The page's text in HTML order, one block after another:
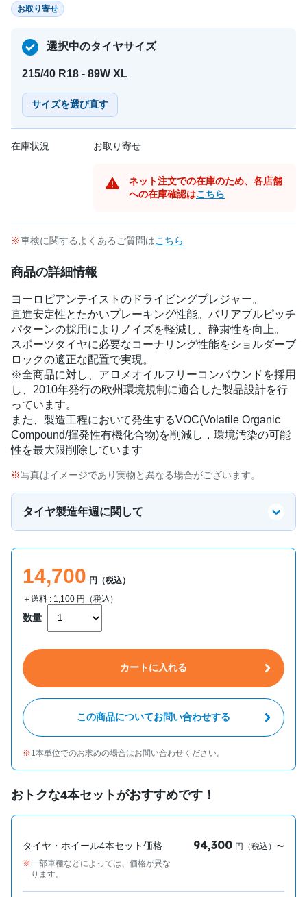
お取り寄せ
選択中のタイヤサイズ
215/40 R18 - 89W XL
サイズを選び直す
在庫状況 お取り寄せ
ネット注文での在庫のため、各店舗
への在庫確認はこちら
車検に関するよくあるご質問はこちら
商品の詳細情報
ヨーロピアンテイストのドライビングプレジャー。
直進安定性とたかいプレーキング性能。バリアブルピッチ
パターンの採用によりノイズを軽減し、静粛性を向上。
スポーツタイヤに必要なコーナリング性能をショルダーブ
ロックの適正な配置で実現。
※全商品に対し、アロメオイルフリーコンパウンドを採用
し、2010年発行の欧州環境規制に適合した製品設計を行
っています。
また、製造工程において発生するVOC(Volatile Organic
Compound/揮発性有機化合物)を削減し，環境汚染の可能
性を最大限削除しています
写真はイメージであり実物と異なる場合がございます。
タイヤ製造年週に関して
14,700 円（税込）
＋送料 : 1,100 円（税込）
数量
カートに入れる
この商品についてお問い合わせする
1本単位でのお求めの場合はお問い合わせください。
おトクな4本セットがおすすめです！
タイヤ・ホイール4本セット価格
一部車種などによっては、価格が異な
ります。
94,300 円（税込）〜